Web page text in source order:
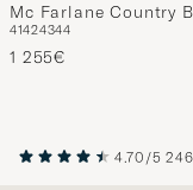
Mc Farlane Country
Ebony Suede
41424344
1 255€
4.70/5